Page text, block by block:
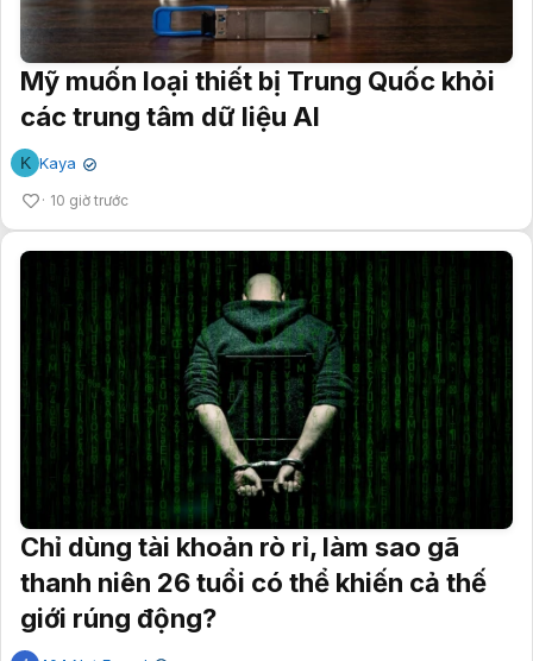
Mỹ muốn loại thiết bị Trung Quốc khỏi
các trung tâm dữ liệu AI
K Kaya ✔
10 giờ trước
Chỉ dùng tài khoản rò rỉ, làm sao gã
thanh niên 26 tuổi có thể khiến cả thế
giới rúng động?